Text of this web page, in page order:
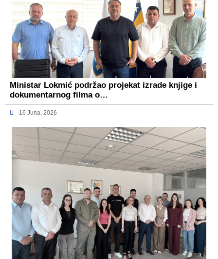
Ministar Lokmić podržao projekat izrade knjige i
dokumentarnog filma o…
16 Juna, 2026